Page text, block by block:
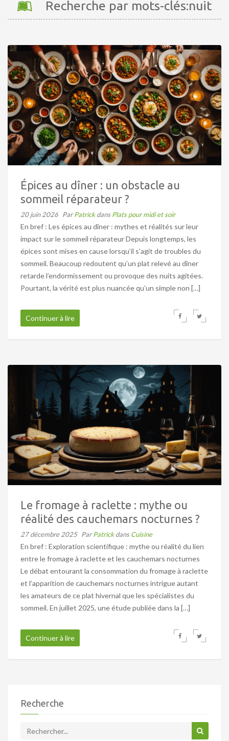
Recherche par mots-clés:nuit
Épices au dîner : un obstacle au
sommeil réparateur ?
20 juin 2026 ParPatrickdans Plats pour midi et soir
En bref : Les épices au dîner : mythes et réalités sur leur
impact sur le sommeil réparateur Depuis longtemps, les
épices sont mises en cause lorsqu’il s’agit de troubles du
sommeil. Beaucoup redoutent qu’un plat relevé au dîner
retarde l’endormissement ou provoque des nuits agitées.
Pourtant, la vérité est plus nuancée qu’un simple non […]
Continuer à lire
Le fromage à raclette : mythe ou
réalité des cauchemars nocturnes ?
27 décembre 2025 ParPatrickdans Cuisine
En bref : Exploration scientifique : mythe ou réalité du lien
entre le fromage à raclette et les cauchemars nocturnes
Le débat entourant la consommation du fromage à raclette
et l’apparition de cauchemars nocturnes intrigue autant
les amateurs de ce plat hivernal que les spécialistes du
sommeil. En juillet 2025, une étude publiée dans la […]
Continuer à lire
Recherche